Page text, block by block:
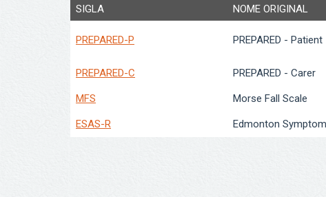
SIGLA NOME ORIGINAL
PREPARED-P PREPARED - Patient
PREPARED-C PREPARED - Carer
MFS Morse Fall Scale
ESAS-R Edmonton